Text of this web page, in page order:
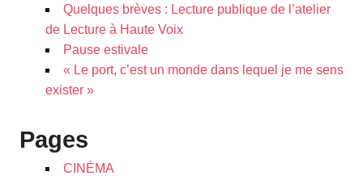
Quelques brèves : Lecture publique de l’atelier
de Lecture à Haute Voix
Pause estivale
« Le port, c’est un monde dans lequel je me sens
exister »
Pages
CINÉMA